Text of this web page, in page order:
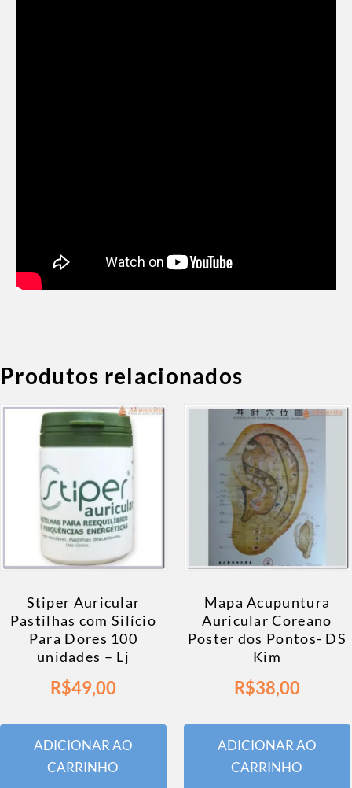
Produtos relacionados
Stiper Auricular
Pastilhas com Silício
Para Dores 100
unidades – Lj
R$49,00
ADICIONAR AO
CARRINHO
Mapa Acupuntura
Auricular Coreano
Poster dos Pontos- DS
Kim
R$38,00
ADICIONAR AO
CARRINHO